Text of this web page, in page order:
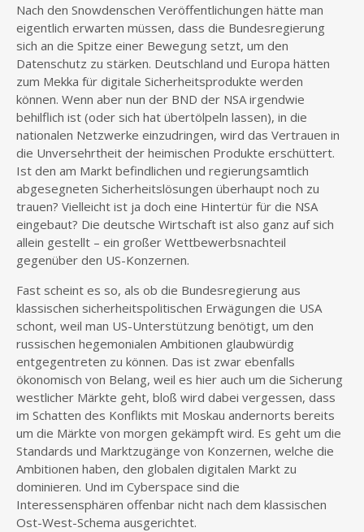
Nach den Snowdenschen Veröffentlichungen hätte man
eigentlich erwarten müssen, dass die Bundesregierung
sich an die Spitze einer Bewegung setzt, um den
Datenschutz zu stärken. Deutschland und Europa hätten
zum Mekka für digitale Sicherheitsprodukte werden
können. Wenn aber nun der BND der NSA irgendwie
behilflich ist (oder sich hat übertölpeln lassen), in die
nationalen Netzwerke einzudringen, wird das Vertrauen in
die Unversehrtheit der heimischen Produkte erschüttert.
Ist den am Markt befindlichen und regierungsamtlich
abgesegneten Sicherheitslösungen überhaupt noch zu
trauen? Vielleicht ist ja doch eine Hintertür für die NSA
eingebaut? Die deutsche Wirtschaft ist also ganz auf sich
allein gestellt – ein großer Wettbewerbsnachteil
gegenüber den US-Konzernen.
Fast scheint es so, als ob die Bundesregierung aus
klassischen sicherheitspolitischen Erwägungen die USA
schont, weil man US-Unterstützung benötigt, um den
russischen hegemonialen Ambitionen glaubwürdig
entgegentreten zu können. Das ist zwar ebenfalls
ökonomisch von Belang, weil es hier auch um die Sicherung
westlicher Märkte geht, bloß wird dabei vergessen, dass
im Schatten des Konflikts mit Moskau andernorts bereits
um die Märkte von morgen gekämpft wird. Es geht um die
Standards und Marktzugänge von Konzernen, welche die
Ambitionen haben, den globalen digitalen Markt zu
dominieren. Und im Cyberspace sind die
Interessensphären offenbar nicht nach dem klassischen
Ost-West-Schema ausgerichtet.